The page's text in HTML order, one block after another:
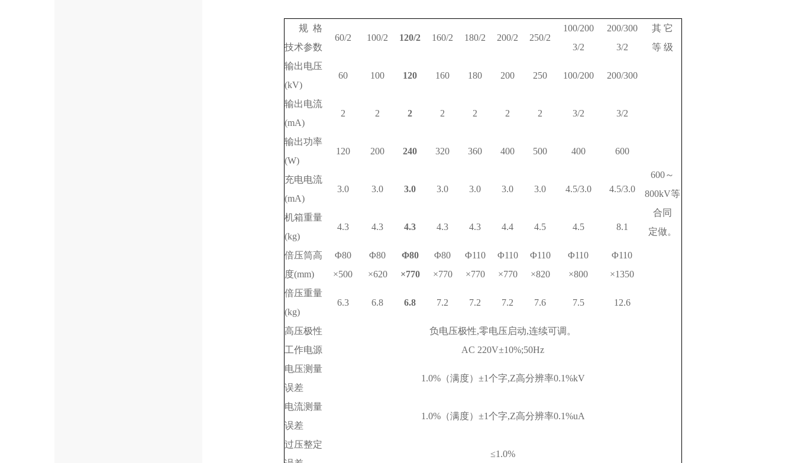
规 格
技术参数
60/2 100/2 120/2 160/2 180/2 200/2 250/2
100/200
3/2
200/300
3/2
其 它
等 级
输出电压
(kV)
60 100 120 160 180 200 250 100/200 200/300
600～
800kV等
合同
定做。
输出电流
(mA)
2 2 2 2 2 2 2 3/2 3/2
输出功率
(W)
120 200 240 320 360 400 500 400 600
充电电流
(mA)
3.0 3.0 3.0 3.0 3.0 3.0 3.0 4.5/3.0 4.5/3.0
机箱重量
(kg)
4.3 4.3 4.3 4.3 4.3 4.4 4.5 4.5 8.1
倍压筒高
度(mm)
Φ80
×500
Φ80
×620
Φ80
×770
Φ80
×770
Φ110
×770
Φ110
×770
Φ110
×820
Φ110
×800
Φ110
×1350
倍压重量
(kg)
6.3 6.8 6.8 7.2 7.2 7.2 7.6 7.5 12.6
高压极性
负电压极性,零电压启动,连续可调。
工作电源
AC 220V±10%;50Hz
电压测量
误差
1.0%（满度）±1个字,Z高分辨率0.1%kV
电流测量
误差
1.0%（满度）±1个字,Z高分辨率0.1%uA
过压整定
≤1.0%